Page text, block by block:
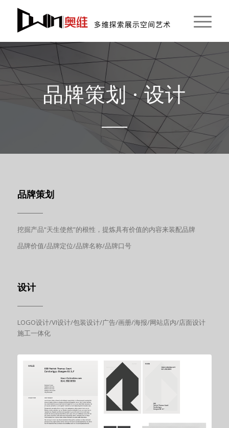
品牌策划 · 设计
品牌策划
挖掘产品“天生使然”的根性，提炼具有价值的内容来装配品牌
品牌价值/品牌定位/品牌名称/品牌口号
设计
LOGO设计/VI设计/包装设计/广告/画册/海报/网站店内/店面设计
施工一体化